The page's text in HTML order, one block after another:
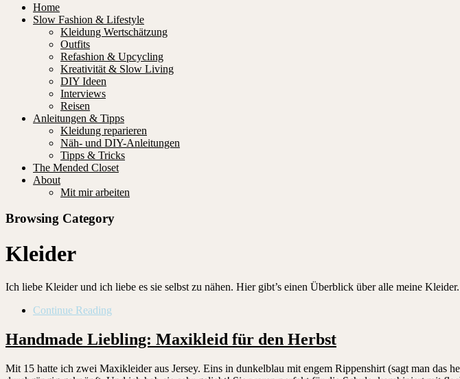
Home
Slow Fashion & Lifestyle
Kleidung Wertschätzung
Outfits
Refashion & Upcycling
Kreativität & Slow Living
DIY Ideen
Interviews
Reisen
Anleitungen & Tipps
Kleidung reparieren
Näh- und DIY-Anleitungen
Tipps & Tricks
The Mended Closet
About
Mit mir arbeiten
Browsing Category
Kleider
Ich liebe Kleider und ich liebe es sie selbst zu nähen. Hier gibt’s einen Überblick über alle meine Kleider.
Continue Reading
Handmade Liebling: Maxikleid für den Herbst
Mit 15 hatte ich zwei Maxikleider aus Jersey. Eins in dunkelblau mit engem Rippenshirt (sagt man das